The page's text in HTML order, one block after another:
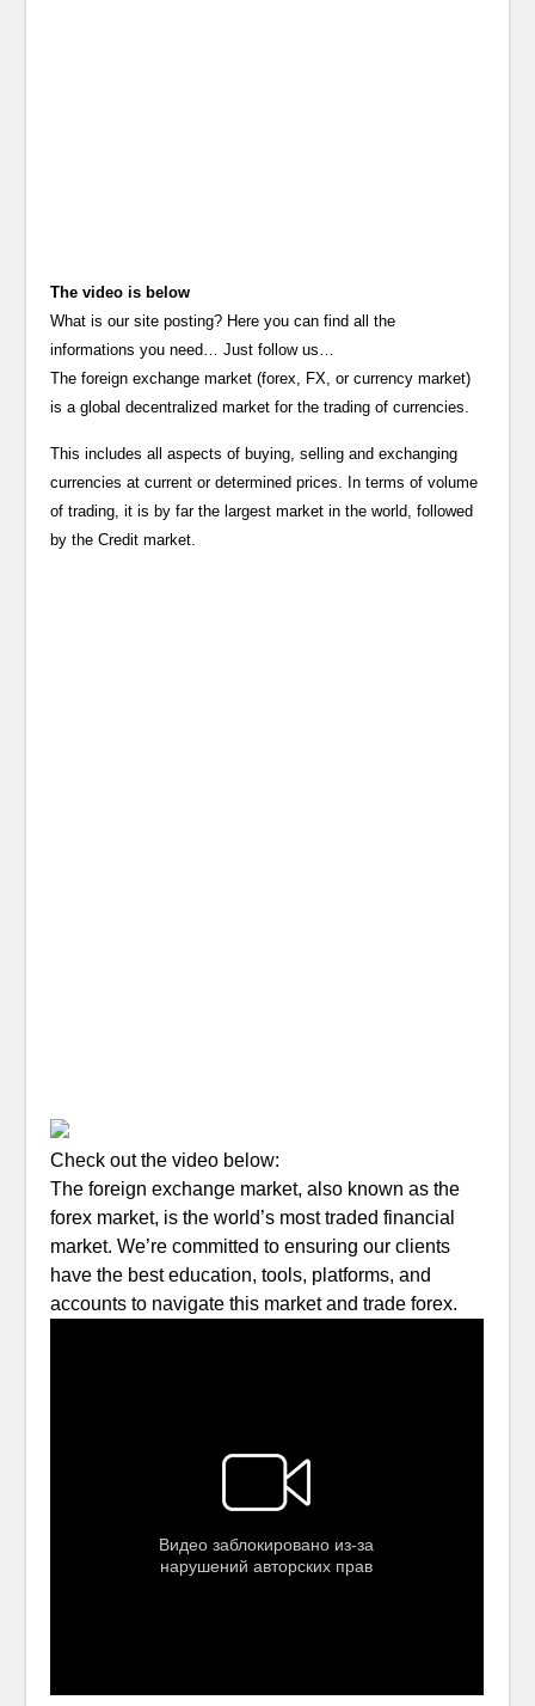
The video is below
What is our site posting? Here you can find all the
informations you need… Just follow us…
The foreign exchange market (forex, FX, or currency market)
is a global decentralized market for the trading of currencies.
This includes all aspects of buying, selling and exchanging
currencies at current or determined prices. In terms of volume
of trading, it is by far the largest market in the world, followed
by the Credit market.
Check out the video below:
The foreign exchange market, also known as the
forex market, is the world’s most traded financial
market. We’re committed to ensuring our clients
have the best education, tools, platforms, and
accounts to navigate this market and trade forex.